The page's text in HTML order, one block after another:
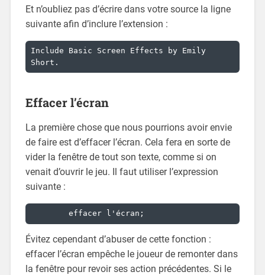
Et n’oubliez pas d’écrire dans votre source la ligne
suivante afin d’inclure l’extension :
Include Basic Screen Effects by Emily
Short.
Effacer l’écran
La première chose que nous pourrions avoir envie
de faire est d’effacer l’écran. Cela fera en sorte de
vider la fenêtre de tout son texte, comme si on
venait d’ouvrir le jeu. Il faut utiliser l’expression
suivante :
	effacer l'écran;
Évitez cependant d’abuser de cette fonction :
effacer l’écran empêche le joueur de remonter dans
la fenêtre pour revoir ses action précédentes. Si le